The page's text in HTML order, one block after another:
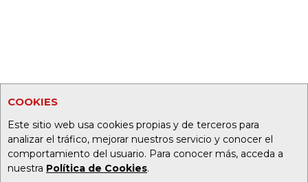
COOKIES
Este sitio web usa cookies propias y de terceros para
analizar el tráfico, mejorar nuestros servicio y conocer el
comportamiento del usuario. Para conocer más, acceda a
nuestra Política de Cookies.